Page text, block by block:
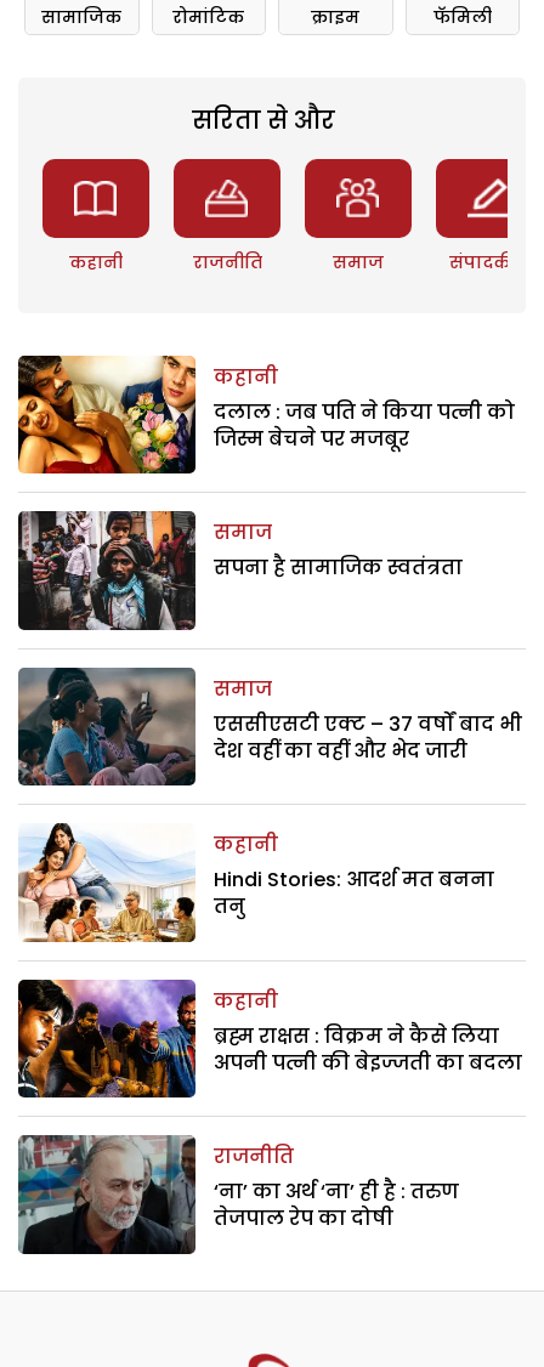
सामाजिक रोमांटिक क्राइम फॅमिली
सरिता से और
कहानी राजनीति समाज संपादकीय
कहानी
दलाल : जब पति ने किया पत्नी को
जिस्म बेचने पर मजबूर
समाज
सपना है सामाजिक स्वतंत्रता
समाज
एससीएसटी एक्ट – 37 वर्षों बाद भी
देश वहीं का वहीं और भेद जारी
कहानी
Hindi Stories: आदर्श मत बनना
तनु
कहानी
ब्रह्म राक्षस : विक्रम ने कैसे लिया
अपनी पत्नी की बेइज्जती का बदला
राजनीति
‘ना’ का अर्थ ‘ना’ ही है : तरुण
तेजपाल रेप का दोषी